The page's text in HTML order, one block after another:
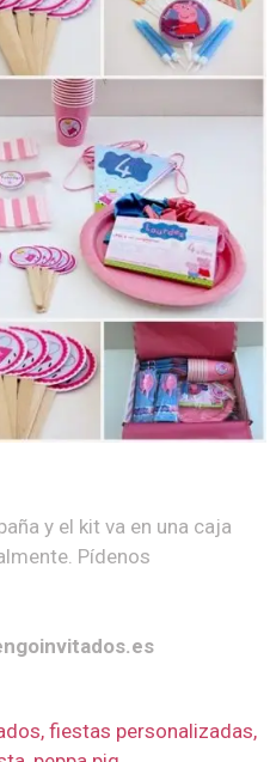
y el kit va en una caja
Pídenos
, fiestas personalizadas,